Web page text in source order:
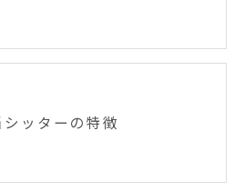
シッターの特徴